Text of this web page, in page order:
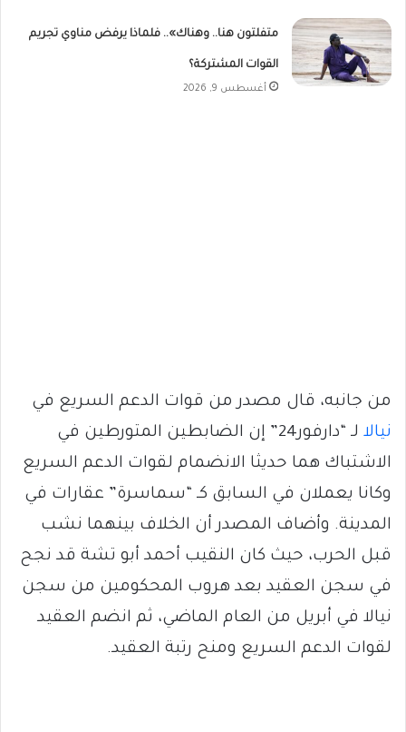
متفلتون هنا.. وهناك».. فلماذا يرفض مناوي تجريم
القوات المشتركة؟
أغسطس 9, 2026
من جانبه، قال مصدر من قوات الدعم السريع في
نيالا
لـ “دارفور24” إن الضابطين المتورطين في
الاشتباك هما حديثا الانضمام لقوات الدعم السريع
وكانا يعملان في السابق كـ “سماسرة” عقارات في
المدينة. وأضاف المصدر أن الخلاف بينهما نشب
قبل الحرب، حيث كان النقيب أحمد أبو تشة قد نجح
في سجن العقيد بعد هروب المحكومين من سجن
نيالا في أبريل من العام الماضي، ثم انضم العقيد
لقوات الدعم السريع ومنح رتبة العقيد.